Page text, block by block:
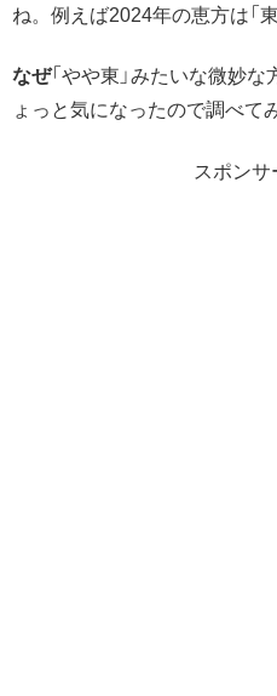
ね。例えば2024年の恵方は「
なぜ「やや東」みたいな微妙
ょっと気になったので調べて
スポンサ